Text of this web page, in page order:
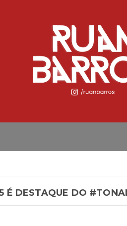
É DESTAQUE DO